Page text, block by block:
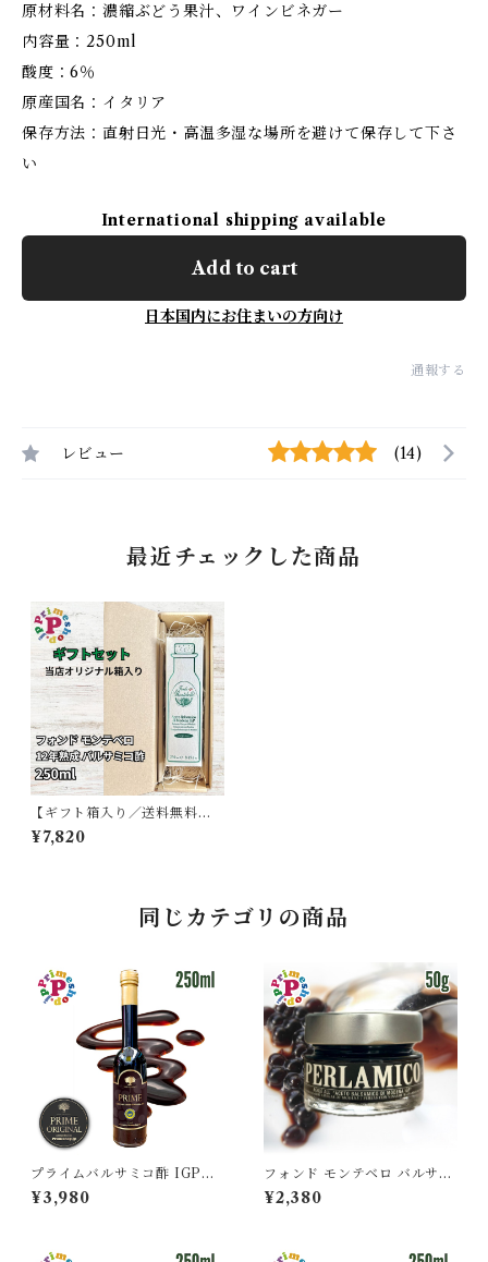
原材料名：濃縮ぶどう果汁、ワインビネガー
内容量：250ml
酸度：6％
原産国名：イタリア
保存方法：直射日光・高温多湿な場所を避けて保存して下さ
い
International shipping available
Add to cart
日本国内にお住まいの方向け
通報する
レビュー (14)
最近チェックした商品
【ギフト箱入り／送料無料】
フォンド モンテベロ FM03
モデナ産バルサミコ 250ml『I
¥7,820
同じカテゴリの商品
プライムバルサミコ酢 IGP認
定 高濃度 モデナ産 250ml PR
IME FOOD ADVENTURE
¥3,980
フォンド モンテベロ バルサミ
コ パール モデナ産 ブラック 5
0g FONDO MONTEBELL
¥2,380